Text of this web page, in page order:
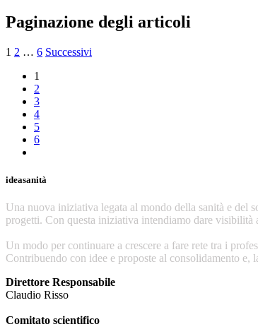
Paginazione degli articoli
1 2 … 6 Successivi
1
2
3
4
5
6
ideasanità
Una nuova iniziativa legata al mondo della sanità e del
progetti. Con questa iniziativa intendiamo dare
Un modo per continuare a crescere a fare rete tra i
Contribuendo con idee e proposte al consolidamento
Direttore Responsabile
Claudio Risso
Comitato scientifico